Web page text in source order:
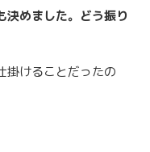
めました。どう振り
掛けることだったの